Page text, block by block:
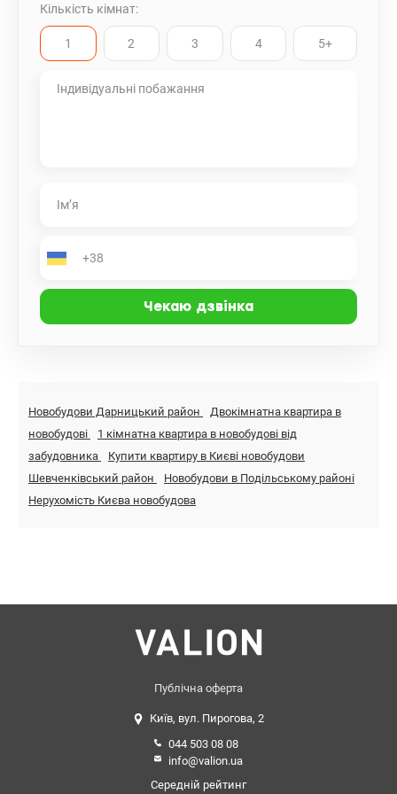
Кількість кімнат:
1 2 3 4 5+
Новобудови Дарницький район
Двокімнатна квартира в
новобудові
1 кімнатна квартира в новобудові від
забудовника
Купити квартиру в Києві новобудови
Шевченківський район
Новобудови в Подільському районі
Нерухомість Києва новобудова
Публічна оферта
Київ, вул. Пирогова, 2
044 503 08 08
info@valion.ua
Середній рейтинг